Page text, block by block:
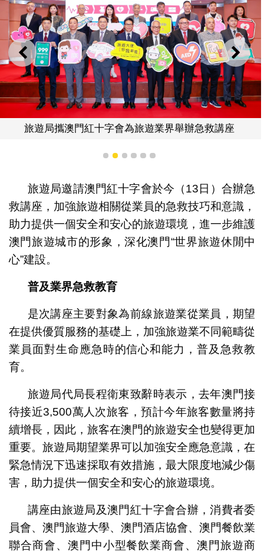
上一則 下一
旅遊局攜澳門紅十字會為旅遊業界舉辦急救講座
1 2 3 4 5 6
旅遊局邀請澳門紅十字會於今（13日）合辦急
救講座，加強旅遊相關從業員的急救技巧和意識，
助力提供一個安全和安心的旅遊環境，進一步維護
澳門旅遊城市的形象，深化澳門“世界旅遊休閒中
心”建設。
普及業界急救教育
是次講座主要對象為前線旅遊業從業員，期望
在提供優質服務的基礎上，加強旅遊業不同範疇從
業員面對生命應急時的信心和能力，普及急救教
育。
旅遊局代局長程衛東致辭時表示，去年澳門接
待接近3,500萬人次旅客，預計今年旅客數量將持
續增長，因此，旅客在澳門的旅遊安全也變得更加
重要。旅遊局期望業界可以加強安全應急意識，在
緊急情況下迅速採取有效措施，最大限度地減少傷
害，助力提供一個安全和安心的旅遊環境。
講座由旅遊局及澳門紅十字會合辦，消費者委
員會、澳門旅遊大學、澳門酒店協會、澳門餐飲業
聯合商會、澳門中小型餐飲業商會、澳門旅遊商